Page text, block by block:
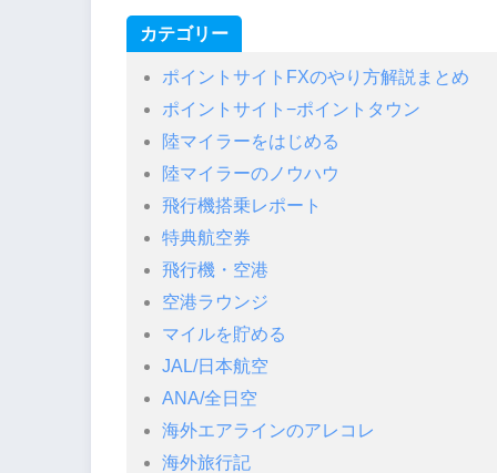
カテゴリー
ポイントサイトFXのやり方解説まとめ
ポイントサイト−ポイントタウン
陸マイラーをはじめる
陸マイラーのノウハウ
飛行機搭乗レポート
特典航空券
飛行機・空港
空港ラウンジ
マイルを貯める
JAL/日本航空
ANA/全日空
海外エアラインのアレコレ
海外旅行記